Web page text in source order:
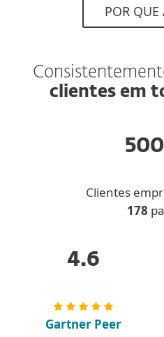
POR QUE
clientes em
Clientes
178
4.6
Gartner Peer